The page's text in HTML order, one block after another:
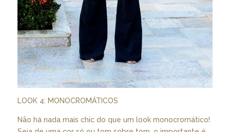
LOOK 4: MONOCROMÁTICOS
Não há nada mais chic do que um look monocromático!